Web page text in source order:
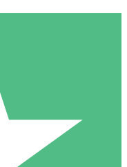
Individuales
Sin compromiso